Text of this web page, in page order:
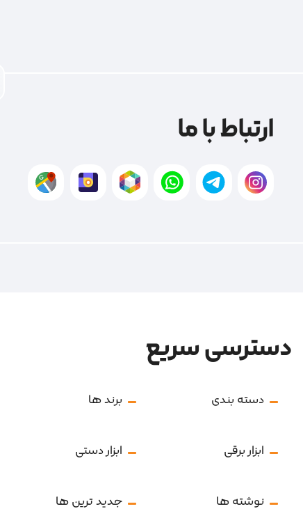
ارتباط با ما
دسترسی سریع
دسته بندی برند ها
ابزار برقی ابزار دستی
نوشته ها جدید ترین ها